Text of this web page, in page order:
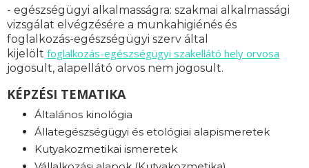
- egészségügyi alkalmasságra: szakmai alkalmassági
vizsgálat elvégzésére a munkahigiénés és
foglalkozás-egészségügyi szerv által
kijelölt foglalkozás-egészségügyi szakellátó hely orvosa
jogosult, alapellátó orvos nem jogosult.
KÉPZÉSI TEMATIKA
Általános kinológia
Állategészségügyi és etológiai alapismeretek
Kutyakozmetikai ismeretek